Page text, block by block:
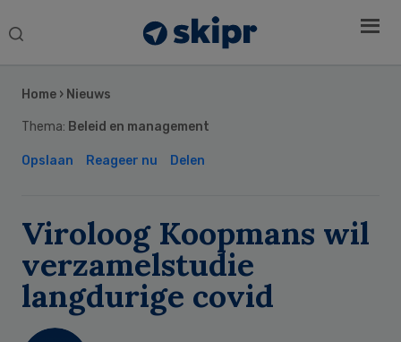
Search
Home › Nieuws
Thema: Beleid en management
Opslaan Reageer nu Delen
Viroloog Koopmans wil
verzamelstudie
langdurige covid
Sidebar